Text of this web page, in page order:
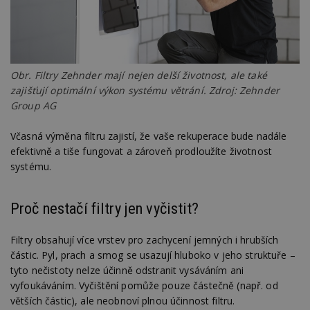
Obr. Filtry Zehnder mají nejen delší životnost, ale také
zajišťují optimální výkon systému větrání. Zdroj: Zehnder
Group AG
Včasná výměna filtru zajistí, že vaše rekuperace bude nadále
efektivně a tiše fungovat a zároveň prodloužíte životnost
systému.
Proč nestačí filtry jen vyčistit?
Filtry obsahují více vrstev pro zachycení jemných i hrubších
částic. Pyl, prach a smog se usazují hluboko v jeho struktuře –
tyto nečistoty nelze účinně odstranit vysáváním ani
vyfoukáváním. Vyčištění pomůže pouze částečně (např. od
větších částic), ale neobnoví plnou účinnost filtru.
Nezbytně nutné soubory cookie umožňují základní
funkce webových stránek, jako je přihlášení
uživatele a správa účtu. Webové stránky nelze bez
nezbytně nutných souborů cookie správně
Název
Provider /
Doména
Vyprší
_dc_gtm_UA-53599847-1
.estav.cz
53
sekund